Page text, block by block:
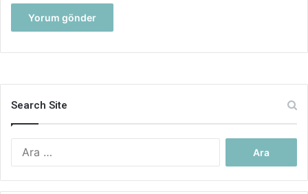
Search Site